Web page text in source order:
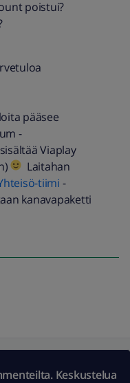
poistui?
pääsee
-
Viaplay
Laitahan
tiimi -
kanavapaketti
Keskustelua